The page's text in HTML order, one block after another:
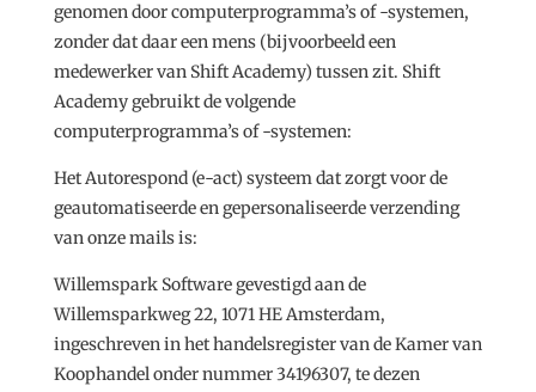
genomen door computerprogramma’s of -systemen,
zonder dat daar een mens (bijvoorbeeld een
medewerker van Shift Academy) tussen zit. Shift
Academy gebruikt de volgende
computerprogramma’s of -systemen:
Het Autorespond (e-act) systeem dat zorgt voor de
geautomatiseerde en gepersonaliseerde verzending
van onze mails is:
Willemspark Software gevestigd aan de
Willemsparkweg 22, 1071 HE Amsterdam,
ingeschreven in het handelsregister van de Kamer van
Koophandel onder nummer 34196307, te dezen